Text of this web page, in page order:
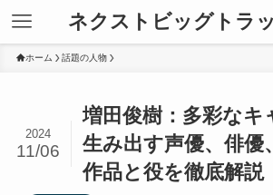
ネクストビッグトラ
ホーム 話題の人物
増田俊樹：多彩なキ
生み出す声優、俳優
作品と役を徹底解説
2024
11/06